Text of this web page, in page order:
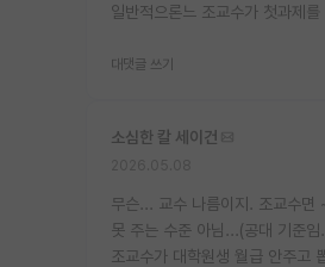
일반적으론느 조교수가 첫과제
대댓글 쓰기
소심한 칼 세이건
무슨... 교수 나름이지. 조교수면
못 주는 수준 아님...(공대 기준임
조교수가 대학원생 월급 안주고